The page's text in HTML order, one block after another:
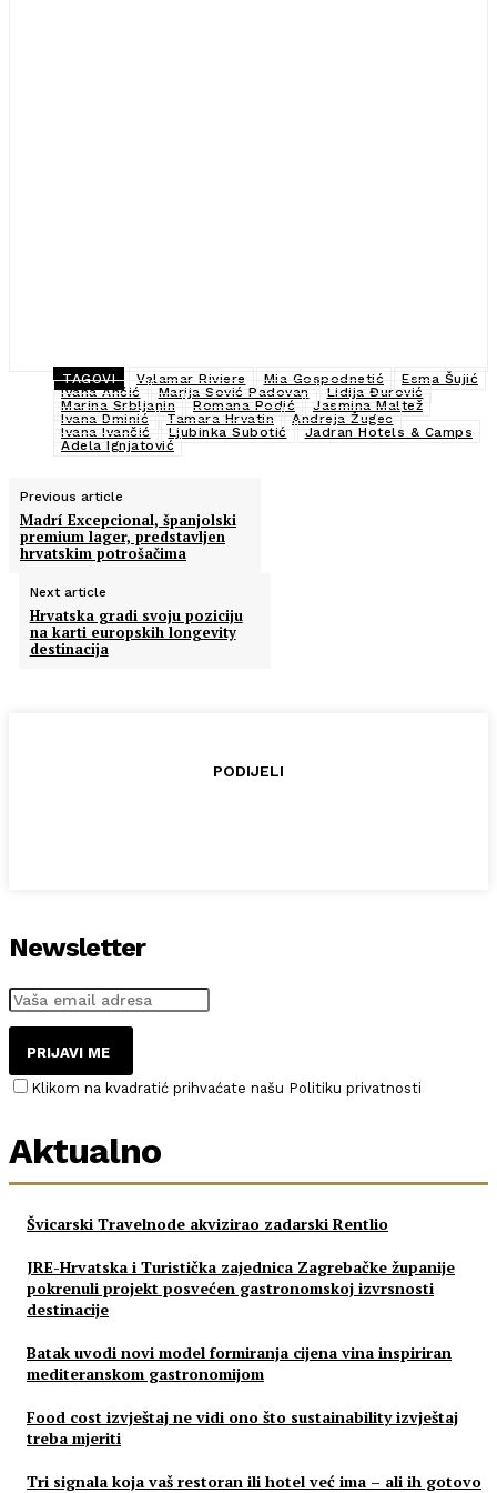
TAGOVI Valamar Riviere Mia Gospodnetić
Esma Šujić
Ivana Ančić
Marija Sović Padovan
Lidija Đurović
Marina Srbljanin
Romana Podić
Jasmina Maltež
Ivana Dminić
Tamara Hrvatin
Andreja Žugec
Ivana Ivančić
Ljubinka Subotić
Jadran Hotels & Camps
Adela Ignjatović
Previous article
Madrí Excepcional, španjolski
premium lager, predstavljen
hrvatskim potrošačima
Next article
Hrvatska gradi svoju poziciju
na karti europskih longevity
destinacija
PODIJELI
Newsletter
PRIJAVI ME
Klikom na kvadratić prihvaćate našu Politiku privatnosti
Aktualno
Švicarski Travelnode akvizirao zadarski Rentlio
JRE-Hrvatska i Turistička zajednica Zagrebačke županije
pokrenuli projekt posvećen gastronomskoj izvrsnosti
destinacije
Batak uvodi novi model formiranja cijena vina inspiriran
mediteranskom gastronomijom
Food cost izvještaj ne vidi ono što sustainability izvještaj
treba mjeriti
Tri signala koja vaš restoran ili hotel već ima – ali ih gotovo